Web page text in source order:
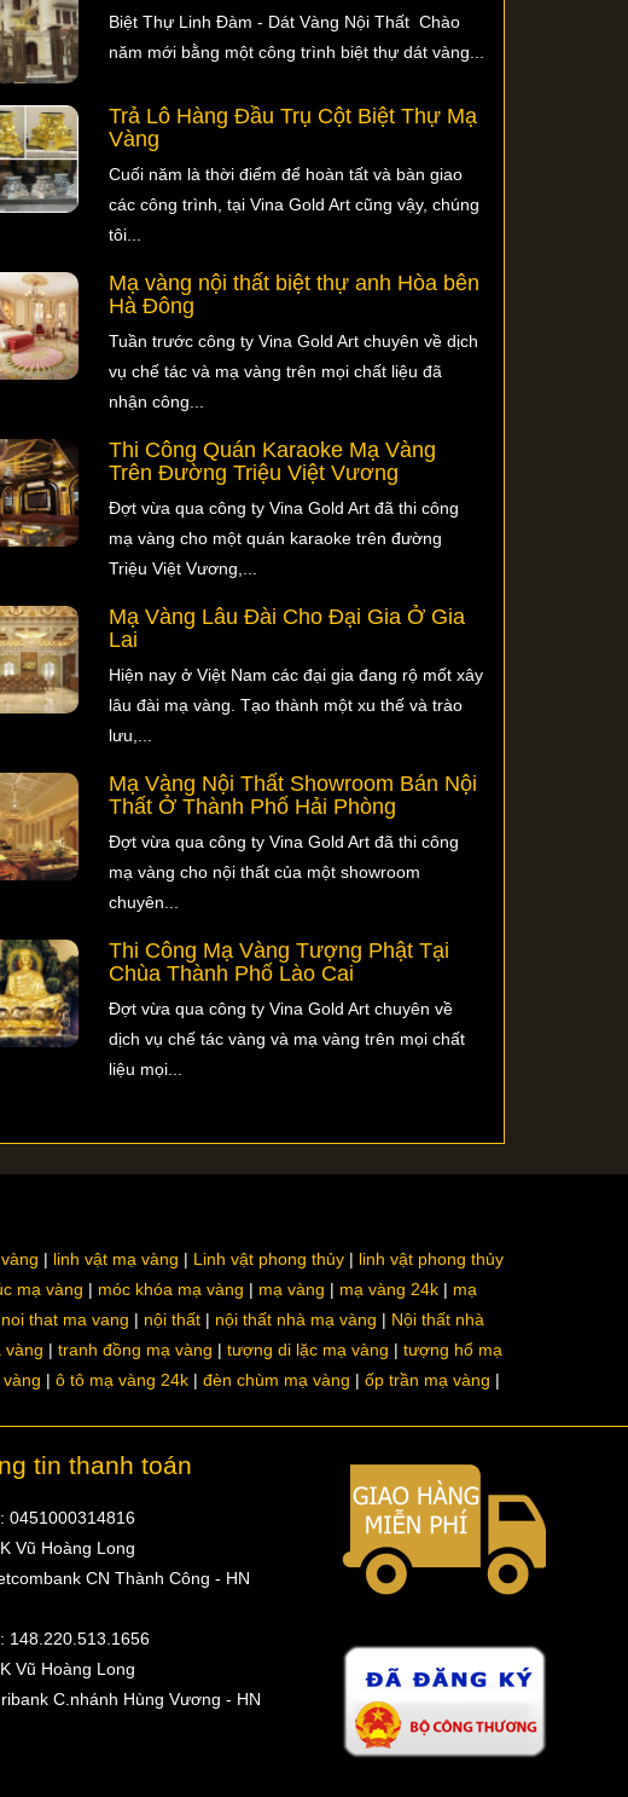
Biệt Thự Linh Đàm - Dát Vàng Nội Thất Chào
năm mới bằng một công trình biệt thự dát vàng...
Trả Lô Hàng Đầu Trụ Cột Biệt Thự Mạ
Vàng
Cuối năm là thời điểm để hoàn tất và bàn giao
các công trình, tại Vina Gold Art cũng vậy, chúng
tôi...
Mạ vàng nội thất biệt thự anh Hòa bên
Hà Đông
Tuần trước công ty Vina Gold Art chuyên về dịch
vụ chế tác và mạ vàng trên mọi chất liệu đã
nhận công...
Thi Công Quán Karaoke Mạ Vàng
Trên Đường Triệu Việt Vương
Đợt vừa qua công ty Vina Gold Art đã thi công
mạ vàng cho một quán karaoke trên đường
Triệu Việt Vương,...
Mạ Vàng Lâu Đài Cho Đại Gia Ở Gia
Lai
Hiện nay ở Việt Nam các đại gia đang rộ mốt xây
lâu đài mạ vàng. Tạo thành một xu thế và trào
lưu,...
Mạ Vàng Nội Thất Showroom Bán Nội
Thất Ở Thành Phố Hải Phòng
Đợt vừa qua công ty Vina Gold Art đã thi công
mạ vàng cho nội thất của một showroom
chuyên...
Thi Công Mạ Vàng Tượng Phật Tại
Chùa Thành Phố Lào Cai
Đợt vừa qua công ty Vina Gold Art chuyên về
dịch vụ chế tác vàng và mạ vàng trên mọi chất
liệu mọi...
linh vật mạ vàng Linh vật phong thủy
linh vật phong thủy
mạ vàng móc khóa mạ vàng mạ vàng mạ vàng 24k
mạ
noi that ma vang nội thất nội thất nhà mạ vàng
Nội thất nhà
vàng tranh đồng mạ vàng tượng di lặc mạ vàng
tượng hổ mạ
ô tô mạ vàng 24k đèn chùm mạ vàng ốp trần mạ vàng
tin thanh toán
0451000314816
Vũ Hoàng Long
CN Thành Công - HN
148.220.513.1656
Vũ Hoàng Long
C.nhánh Hùng Vương - HN